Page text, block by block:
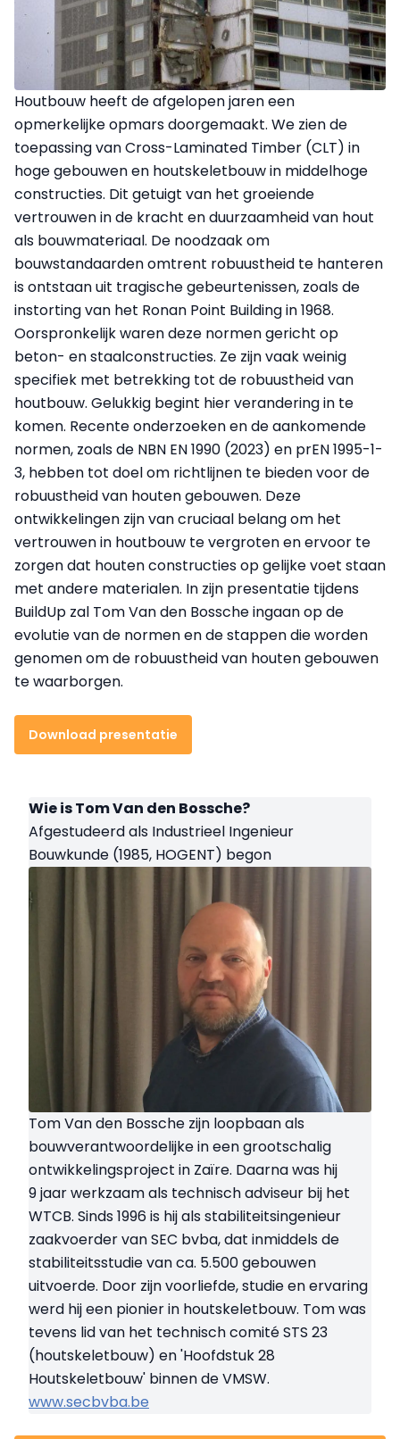
Houtbouw heeft de afgelopen jaren een
opmerkelijke opmars doorgemaakt. We zien de
toepassing van Cross-Laminated Timber (CLT) in
hoge gebouwen en houtskeletbouw in middelhoge
constructies. Dit getuigt van het groeiende
vertrouwen in de kracht en duurzaamheid van hout
als bouwmateriaal. De noodzaak om
bouwstandaarden omtrent robuustheid te hanteren
is ontstaan uit tragische gebeurtenissen, zoals de
instorting van het Ronan Point Building in 1968.
Oorspronkelijk waren deze normen gericht op
beton- en staalconstructies. Ze zijn vaak weinig
specifiek met betrekking tot de robuustheid van
houtbouw. Gelukkig begint hier verandering in te
komen. Recente onderzoeken en de aankomende
normen, zoals de NBN EN 1990 (2023) en prEN 1995-1-
3, hebben tot doel om richtlijnen te bieden voor de
robuustheid van houten gebouwen. Deze
ontwikkelingen zijn van cruciaal belang om het
vertrouwen in houtbouw te vergroten en ervoor te
zorgen dat houten constructies op gelijke voet staan
met andere materialen. In zijn presentatie tijdens
BuildUp zal Tom Van den Bossche ingaan op de
evolutie van de normen en de stappen die worden
genomen om de robuustheid van houten gebouwen
te waarborgen.
Download presentatie
Wie is Tom Van den Bossche?
Afgestudeerd als Industrieel Ingenieur
Bouwkunde (1985, HOGENT) begon
Tom Van den Bossche zijn loopbaan als
bouwverantwoordelijke in een grootschalig
ontwikkelingsproject in Zaïre. Daarna was hij
9 jaar werkzaam als technisch adviseur bij het
WTCB. Sinds 1996 is hij als stabiliteitsingenieur
zaakvoerder van SEC bvba, dat inmiddels de
stabiliteitsstudie van ca. 5.500 gebouwen
uitvoerde. Door zijn voorliefde, studie en ervaring
werd hij een pionier in houtskeletbouw. Tom was
tevens lid van het technisch comité STS 23
(houtskeletbouw) en 'Hoofdstuk 28
Houtskeletbouw' binnen de VMSW.
www.secbvba.be